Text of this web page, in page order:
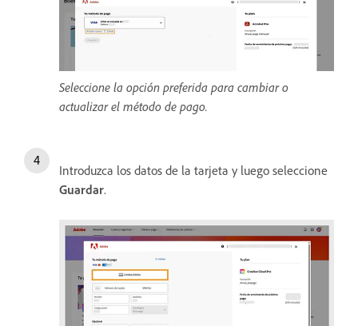
Seleccione la opción preferida para cambiar o
actualizar el método de pago.
Introduzca los datos de la tarjeta y luego seleccione
Guardar.